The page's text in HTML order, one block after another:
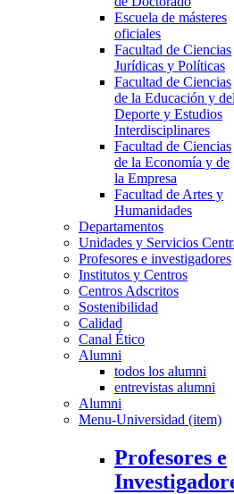
Escuela de másteres
oficiales
Facultad de Ciencias
Jurídicas y Políticas
Facultad de Ciencias
de la Educación y del
Deporte y Estudios
Interdisciplinares
Facultad de Ciencias
de la Economía y de
la Empresa
Facultad de Artes y
Humanidades
Departamentos
Unidades y Servicios
Profesores e investigadores
Institutos y Centros
Centros Adscritos
Sostenibilidad
Calidad
Canal Ético
Alumni
todos los alumni
entrevistas alumni
Alumni
Menu-Universidad (item)
Profesores e